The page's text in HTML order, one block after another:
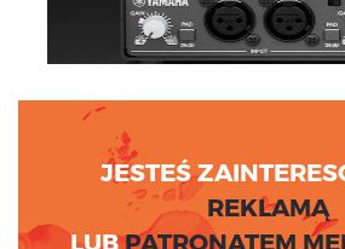
JESTEŚ
REKLAMĄ
LUBPATRONATEM